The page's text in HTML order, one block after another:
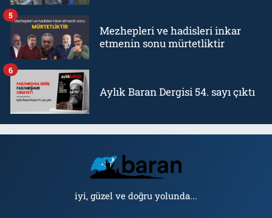
Mezhepleri ve hadisleri inkar
etmenin sonu mürtetliktir
5
Aylık Baran Dergisi 54. sayı çıktı
6
iyi, güzel ve doğru yolunda...